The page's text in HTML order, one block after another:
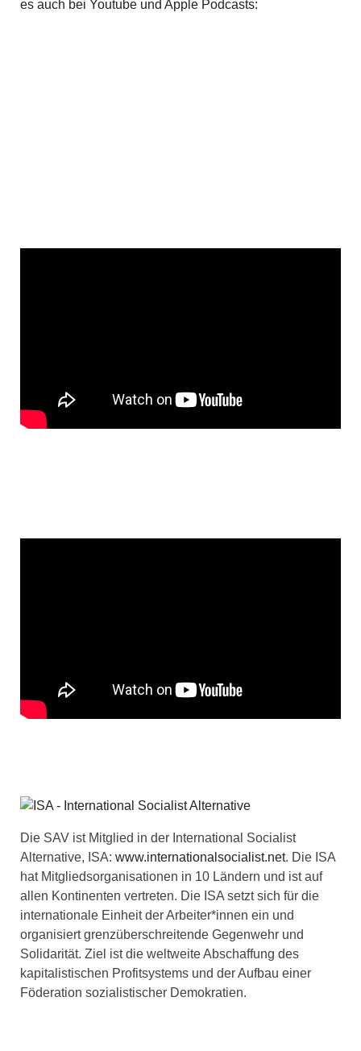
es auch bei Youtube und Apple Podcasts:
Die SAV ist Mitglied in der International Socialist
Alternative, ISA: www.internationalsocialist.net. Die ISA
hat Mitgliedsorganisationen in 10 Ländern und ist auf
allen Kontinenten vertreten. Die ISA setzt sich für die
internationale Einheit der Arbeiter*innen ein und
organisiert grenzüberschreitende Gegenwehr und
Solidarität. Ziel ist die weltweite Abschaffung des
kapitalistischen Profitsystems und der Aufbau einer
Föderation sozialistischer Demokratien.